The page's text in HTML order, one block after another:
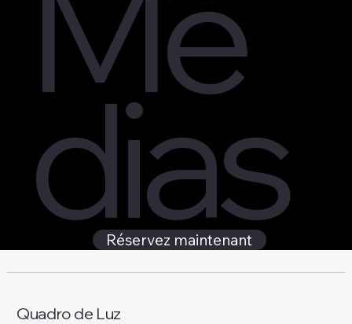
dias
Réservez maintenant
Quadro de Luz